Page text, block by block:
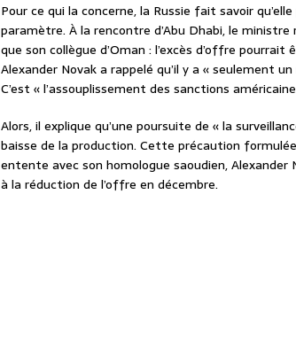
Pour ce qui la concerne, la Russie fait savoir
paramètre. À la rencontre d’Abu Dhabi, le ministre
que son collègue d’Oman : l’excès d’offre
Alexander Novak a rappelé qu’il y a « seulement
C’est « l’assouplissement des sanctions
Alors, il explique qu’une poursuite de « la
baisse de la production. Cette précaution
entente avec son homologue saoudien,
à la réduction de l’offre en décembre.